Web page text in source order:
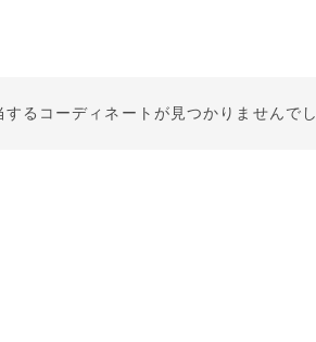
るコーディネートが見つかりませんで